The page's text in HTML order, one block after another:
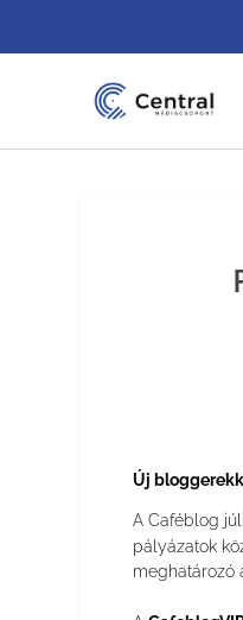
Új
A Caféblog
pályázatok
meghatározó